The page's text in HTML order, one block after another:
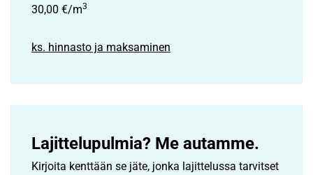
30,00 €/m3
ks. hinnasto ja maksaminen
Lajittelupulmia? Me autamme.
Kirjoita kenttään se jäte, jonka lajittelussa tarvitset